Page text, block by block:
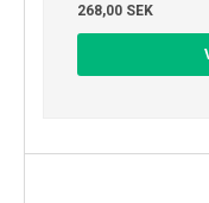
268,00 SEK